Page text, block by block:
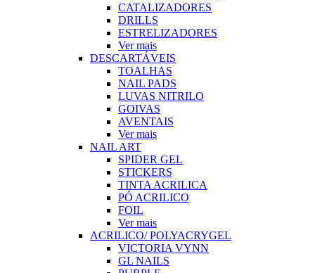
CATALIZADORES
DRILLS
ESTRELIZADORES
Ver mais
DESCARTÁVEIS
TOALHAS
NAIL PADS
LUVAS NITRILO
GOIVAS
AVENTAIS
Ver mais
NAIL ART
SPIDER GEL
STICKERS
TINTA ACRILICA
PÓ ACRILICO
FOIL
Ver mais
ACRILICO/ POLYACRYGEL
VICTORIA VYNN
GL NAILS